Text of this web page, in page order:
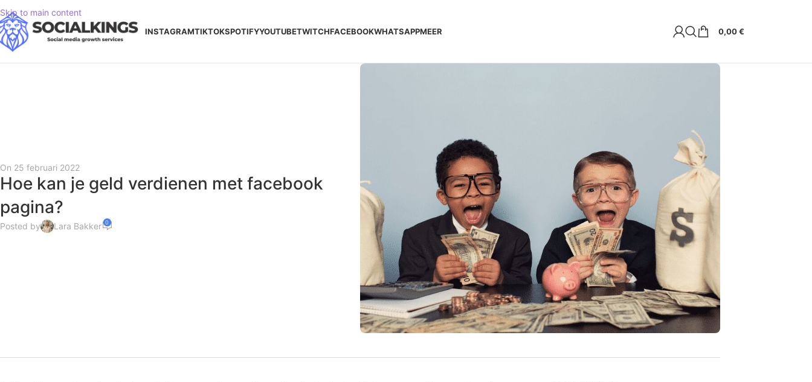
Skip to main content
INSTAGRAMTIKTOKSPOTIFYYOUTUBETWITCHFACEBOOKWHATSAPPMEER 0,00€
On 25 februari 2022
Hoe kan je geld verdienen met facebook
pagina?
Posted by Lara Bakker 0